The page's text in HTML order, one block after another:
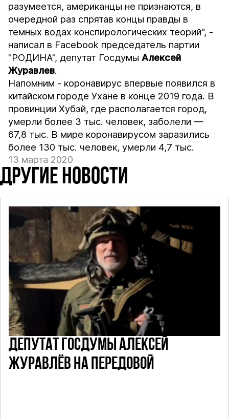
разумеется, американцы не признаются, в
очередной раз спрятав концы правды в
темных водах конспирологических теорий", -
написал в Facebook председатель партии
"РОДИНА", депутат ГосдумыАлексей
Журавлев.
Напомним - коронавирус впервые появился в
китайском городе Ухане в конце 2019 года. В
провинции Хубэй, где располагается город,
умерли более 3 тыс. человек, заболели —
67,8 тыс. В мире коронавирусом заразились
более 130 тыс. человек, умерли 4,7 тыс.
13 марта 2020
ДРУГИЕ НОВОСТИ
ДЕПУТАТ ГОСДУМЫ АЛЕКСЕЙ
ЖУРАВЛЁВ НА ПЕРЕДОВОЙ